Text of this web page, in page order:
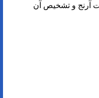
آرنج و تشخیص آن